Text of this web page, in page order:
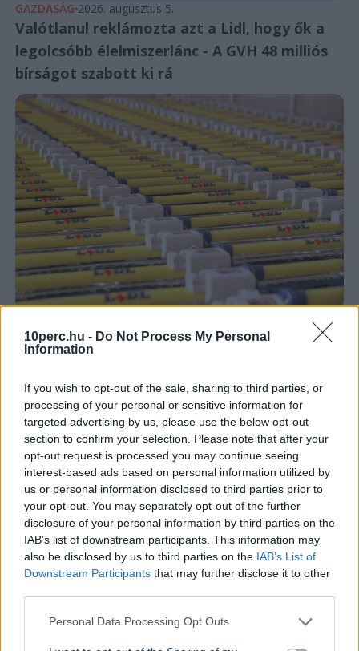
10perc.hu - Do Not Process My Personal
Information
If you wish to opt-out of the sale, sharing to third parties, or
processing of your personal or sensitive information for
targeted advertising by us, please use the below opt-out
section to confirm your selection. Please note that after your
opt-out request is processed you may continue seeing
interest-based ads based on personal information utilized by
us or personal information disclosed to third parties prior to
your opt-out. You may separately opt-out of the further
disclosure of your personal information by third parties on the
IAB’s list of downstream participants. This information may
also be disclosed by us to third parties on the IAB’s List of
Downstream Participants that may further disclose it to other
Personal Data Processing Opt Outs
GAZDASÁG 2026. augusztus 5.
Valótlanul reklámozta azt a Lidl, hogy ők a
legolcsóbb élelmiszerlánc - A GVH 48 milliós
bírságot szabott ki rá
Lidl Kutatás Verseny Gazdaság Gazdasági Versenyhivatal
A GVH 48 millió forintra bírságolta a Lidlt, miután a lánc
élelmiszerlánc” üzenetű reklámja.Bővebben...
GAZDASÁG 2026. augusztus 4.
„Ez az eső még a felhőkben van” - Az osztrák
csapadéktól függhet a paksi áramtermelés
sorsa
Magyarország Időjárás Magyar Péter Paks
Atomerőmű
Hőség
Magyar Péter szerint a csütörtökön várható osztrák
Bővebben...